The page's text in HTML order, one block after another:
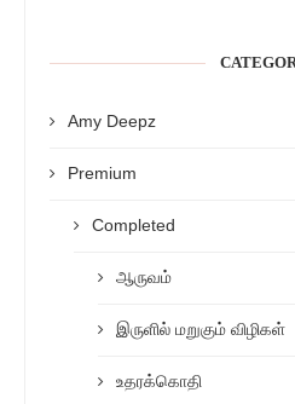
Amy Deepz
Premium
Completed
ஆருவம்
இருளில் மறுகும் விழிகள்
உதரக்கொதி